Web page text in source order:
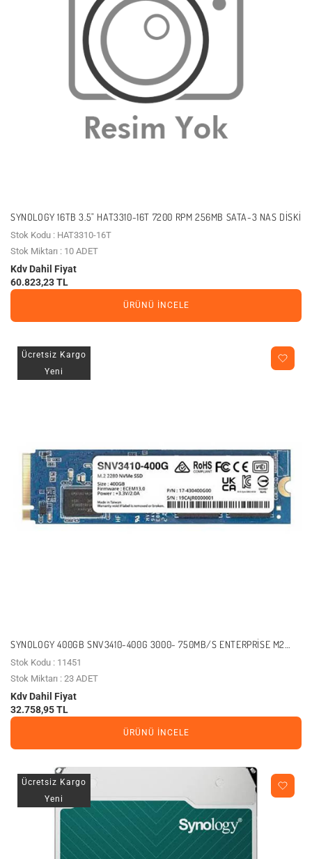
SYNOLOGY 16TB 3.5" HAT3310-16T 7200 RPM 256MB SATA-3 NAS DISKI
Stok Kodu : HAT3310-16T
Stok Miktarı : 10 ADET
Kdv Dahil Fiyat
60.823,23 TL
ÜRÜNÜ İNCELE
Ücretsiz Kargo
Yeni
SYNOLOGY 400GB SNV3410-400G 3000- 750MB/S ENTERPRISE M2
NVME GEN3 NAS DISK
Stok Kodu : 11451
Stok Miktarı : 23 ADET
Kdv Dahil Fiyat
32.758,95 TL
ÜRÜNÜ İNCELE
Ücretsiz Kargo
Yeni